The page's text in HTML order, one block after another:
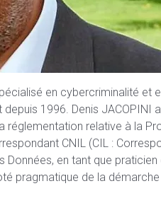
en cybercriminalité et
1996. Denis JACOPINI
réglementation relative à la
CNIL (CIL :
en tant que praticien
pragmatique de la